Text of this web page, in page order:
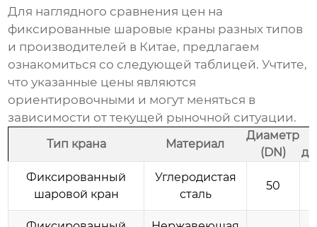
Для наглядного сравнения цен на
фиксированные шаровые краны разных типов
и производителей в Китае, предлагаем
ознакомиться со следующей таблицей. Учтите,
что указанные цены являются
ориентировочными и могут меняться в
зависимости от текущей рыночной ситуации.
Тип крана Материал
Диаметр
(DN)
Фиксированный
шаровой кран
Углеродистая
сталь
50